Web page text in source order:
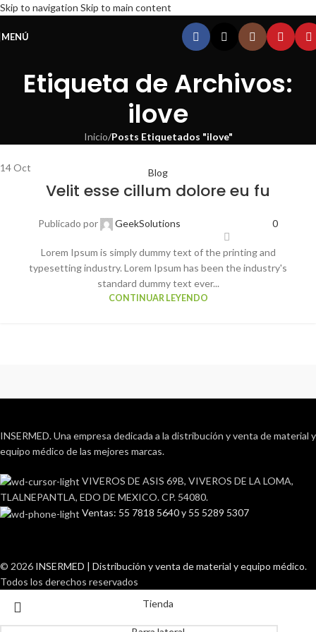
Skip to navigation Skip to main content
MENÚ
Etiqueta de Archivos:
ilove
Inicio/Posts Etiquetados "ilove"
14Oct Blog
Velit esse cillum dolore eu fu
Publicado por GeekSolutions 0
Lorem Ipsum is simply dummy text of the printing and
typesetting industry. Lorem Ipsum has been the industry's
standard dummy text ever...
CONTINUAR LEYENDO
INSERMED. Una empresa dedicada a la distribución y venta de material y
equipo médico de las mejores marcas.
VIVEROS DE ASIS 69B, VIVEROS DE LA LOMA,
TLALNEPANTLA, EDO DE MEXICO. CP. 54080.
Ventas: 55 7818 5640 y 55 5289 5307
© 2026 INSERMED | Distribución y venta de material y equipo médico.
Todos los derechos reservados
Tienda